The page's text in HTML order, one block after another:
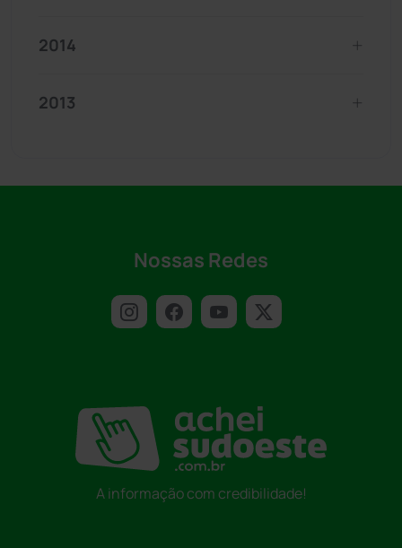
2014
2013
Nossas Redes
A informação com credibilidade!